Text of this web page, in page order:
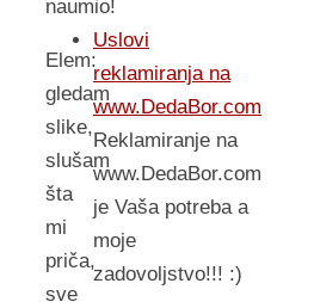
naumio!
Elem:
gledam
slike,
slušam
šta
mi
priča,
sve
Uslovi
reklamiranja na
www.DedaBor.com
Reklamiranje na
www.DedaBor.com
je Vaša potreba a
moje
zadovoljstvo!!! :)